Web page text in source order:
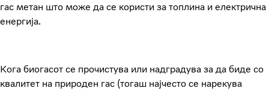
гас метан што може да се користи за топлина и електрична
енергија.
Кога биогасот се прочистува или надградува за да биде со
квалитет на природен гас (тогаш најчесто се нарекува